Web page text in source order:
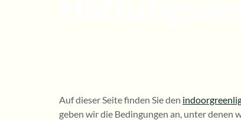
Auf dieser Seite finden Sie den
geben wir die Bedingungen an, unter